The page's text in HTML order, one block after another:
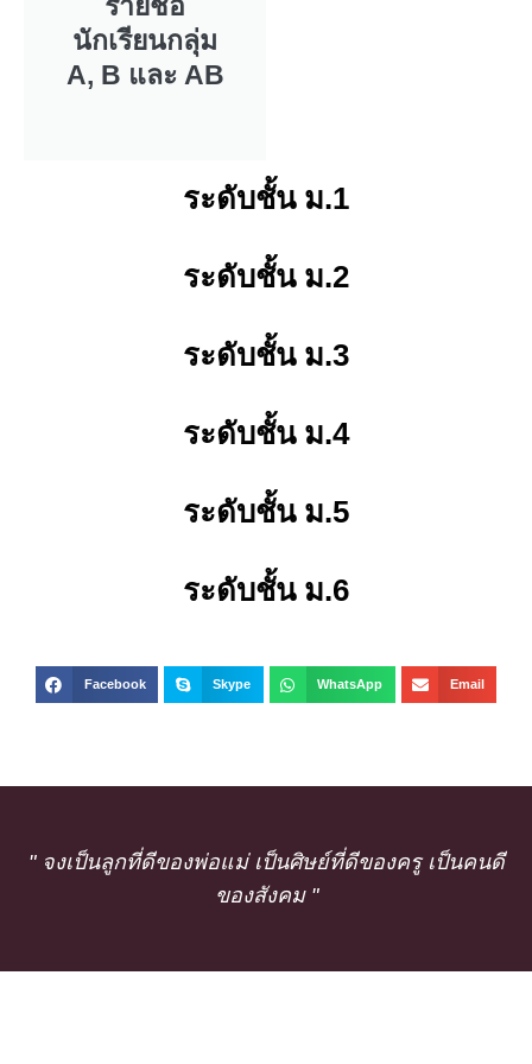
รายชื่อ
นักเรียนกลุ่ม
A, B และ AB
ระดับชั้น ม.1
ระดับชั้น ม.2
ระดับชั้น ม.3
ระดับชั้น ม.4
ระดับชั้น ม.5
ระดับชั้น ม.6
Facebook Skype WhatsApp Email
" จงเป็นลูกที่ดีของพ่อแม่ เป็นศิษย์ที่ดีของครู เป็นคนดี
ของสังคม "